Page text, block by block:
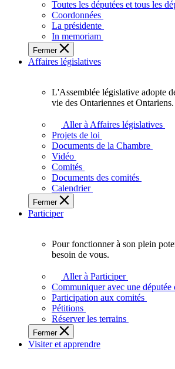
vous
représentent
sein
de
l'Assemblée
législative
l'Ontario.
Toutes les députées et tous les
Coordonnées
La présidente
In memoriam
Fermer
Affaires législatives
L'Assemblée
adopte
touchent
des
Ontariennes
et
L'Assemblée législative adopte
vie des Ontariennes et Ontariens.
Aller à Affaires législatives
Projets de loi
Documents de la Chambre
Vidéo
Comités
Documents des comités
Calendrier
Fermer
Participer
plein
potentiel,
l'Assemblée
a
besoin
de
Pour fonctionner à son plein
besoin de vous.
Aller à Participer
Communiquer avec une députée
Participation aux comités
Pétitions
Réserver les terrains
Fermer
Visiter et apprendre